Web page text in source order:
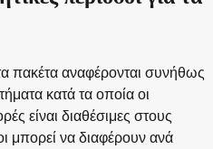
πακέτα αναφέρονται συνήθως
κατά τα οποία οι
είναι διαθέσιμες στους
μπορεί να διαφέρουν ανά